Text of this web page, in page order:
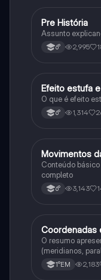
Geografia
Pre História
Assunto
6° 2,995
Ciência
Efeito estufa
O que é efeito
6° 1,314
Geografia
Movimentos
Conteúdo
completo
6° 3,143
Geografia
Coordenadas
O resumo
(meridianos,
projeções
etc).
1°EM 2,183